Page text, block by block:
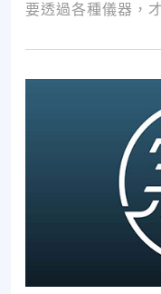
要透過各種儀器，
次推拿、按摩，都